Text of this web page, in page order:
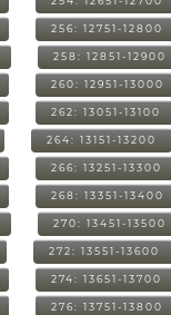
256: 12751-12800
258: 12851-12900
260: 12951-13000
262: 13051-13100
264: 13151-13200
266: 13251-13300
268: 13351-13400
270: 13451-13500
272: 13551-13600
274: 13651-13700
276: 13751-13800